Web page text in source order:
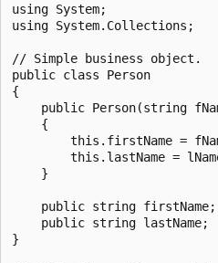
using System;
using System.Collections;
// Simple business object.
public class Person
{
public Person(string
    {
this.firstName =
this.lastName =
    }
    public string firstName;
    public string lastName;
}